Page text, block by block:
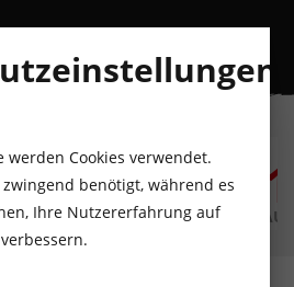
MO
10
AUGUST
DI
11
AUGUST
MI
12
AUGUST
werden Cookies verwendet.
benötigt, während es
Ihre Nutzererfahrung auf